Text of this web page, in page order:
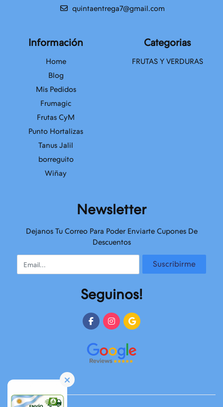
quintaentrega7@gmail.com
Información
Home
Blog
Mis Pedidos
Frumagic
Frutas CyM
Punto Hortalizas
Tanus Jalil
borreguito
Wiñay
Categorias
FRUTAS Y VERDURAS
Newsletter
Dejanos Tu Correo Para Poder Enviarte Cupones De
Descuentos
Email Suscribirme
Seguinos!